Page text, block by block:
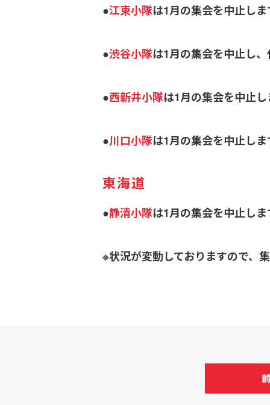
●江東小隊は1月の集会を中止しま
●渋谷小隊は1月の集会を中止し
●西新井小隊は1月の集会を中止し
●川口小隊は1月の集会を中止しま
東海道
●静清小隊は1月の集会を中止しま
※状況が変動しておりますので、